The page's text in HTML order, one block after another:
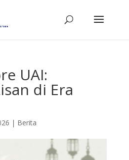
UAI:
di Era
| Berita